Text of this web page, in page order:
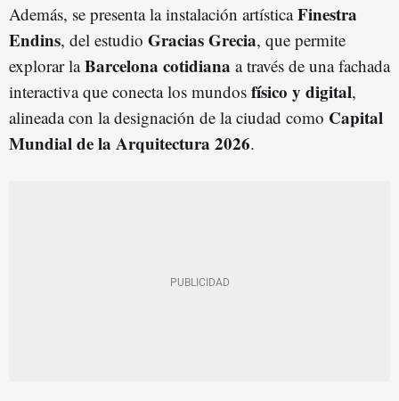
Además, se presenta la instalación artísticaFinestra
Endins, del estudio Gracias Grecia, que permite
explorar laBarcelona cotidiana a través de una fachada
interactiva que conecta los mundos físico y digital,
alineada con la designación de la ciudad como Capital
Mundial de la Arquitectura 2026.